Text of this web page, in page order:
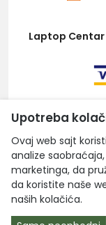
Laptop Centar
Upotreba
Ovaj web sajt
analize
marketinga, da
da koristite naše
naših kolačića.